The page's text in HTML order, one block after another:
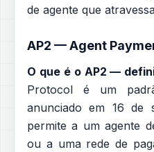
de agente que
AP2 — Agent
O que é o AP2 —
Protocol é um
anunciado em 16 de
permite a um agente
ou a uma rede de